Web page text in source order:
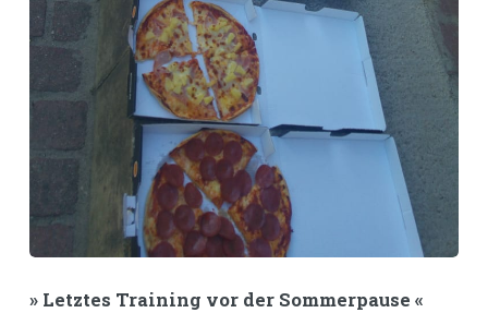
» Letztes Training vor der Sommerpause «